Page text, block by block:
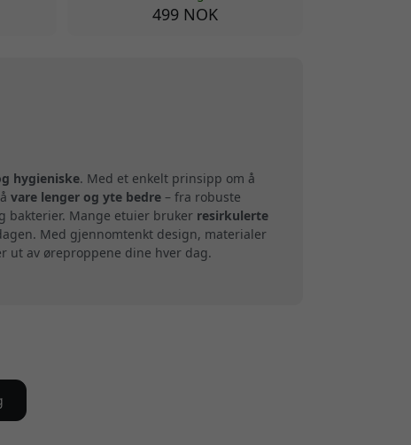
499 NOK
hygieniske. Med et enkelt prinsipp om å
vare lenger og yte bedre – fra robuste
bakterier. Mange etuier bruker resirkulerte
Med gjennomtenkt design, materialer
ut av øreproppene dine hver dag.